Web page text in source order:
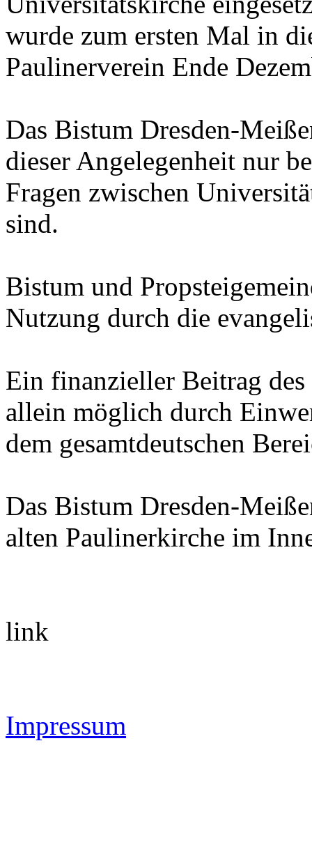
wurde zum ersten Mal in
Paulinerverein Ende
Das Bistum Dresden-
dieser Angelegenheit nur
Fragen zwischen
sind.
Bistum und
Nutzung durch die
Ein finanzieller Beitrag
allein möglich durch
dem gesamtdeutschen
Das Bistum Dresden-
alten Paulinerkirche im
link
Impressum